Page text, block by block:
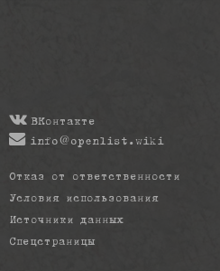
ВКонтакте
info@openlist.wiki
Отказ от ответственности
Условия использования
Источники данных
Спецстраницы